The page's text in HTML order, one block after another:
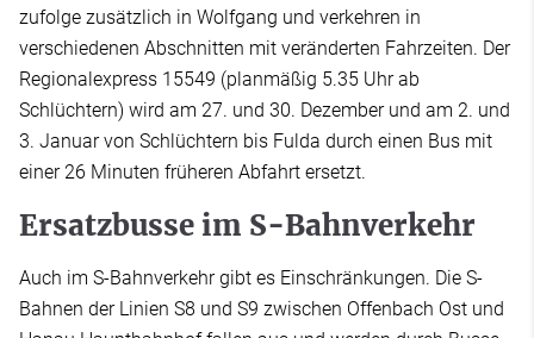
zufolge zusätzlich in Wolfgang und verkehren in
verschiedenen Abschnitten mit veränderten Fahrzeiten. Der
Regionalexpress 15549 (planmäßig 5.35 Uhr ab
Schlüchtern) wird am 27. und 30. Dezember und am 2. und
3. Januar von Schlüchtern bis Fulda durch einen Bus mit
einer 26 Minuten früheren Abfahrt ersetzt.
Ersatzbusse im S-Bahnverkehr
Auch im S-Bahnverkehr gibt es Einschränkungen. Die S-
Bahnen der Linien S8 und S9 zwischen Offenbach Ost und